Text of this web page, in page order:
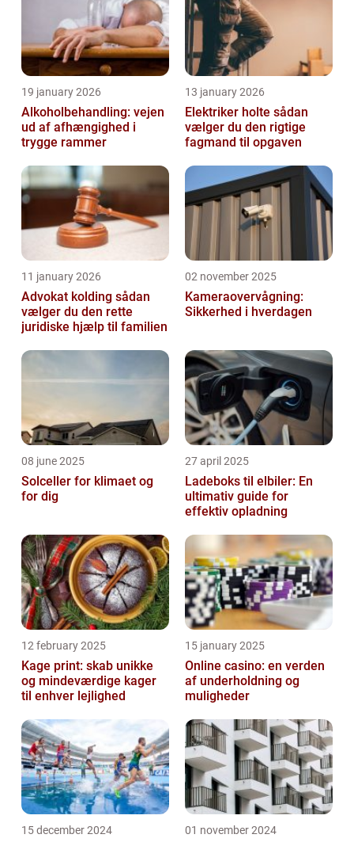
19 january 2026
Alkoholbehandling: vejen
ud af afhængighed i
trygge rammer
13 january 2026
Elektriker holte sådan
vælger du den rigtige
fagmand til opgaven
11 january 2026
Advokat kolding sådan
vælger du den rette
juridiske hjælp til familien
02 november 2025
Kameraovervågning:
Sikkerhed i hverdagen
08 june 2025
Solceller for klimaet og
for dig
27 april 2025
Ladeboks til elbiler: En
ultimativ guide for
effektiv opladning
12 february 2025
Kage print: skab unikke
og mindeværdige kager
til enhver lejlighed
15 january 2025
Online casino: en verden
af underholdning og
muligheder
15 december 2024 01 november 2024